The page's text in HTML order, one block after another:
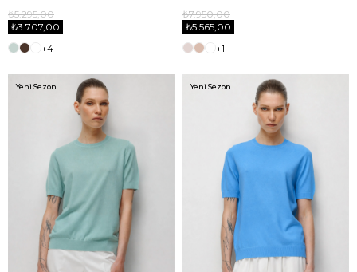
₺3.707,00
₺5.295,00
+4
₺5.565,00
₺7.950,00
+1
Yeni Sezon Yeni Sezon